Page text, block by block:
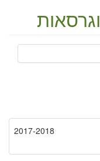
2017-2018